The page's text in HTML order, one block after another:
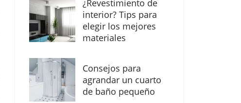
¿Revestimiento de
interior? Tips para
elegir los mejores
materiales
Consejos para
agrandar un cuarto
de baño pequeño